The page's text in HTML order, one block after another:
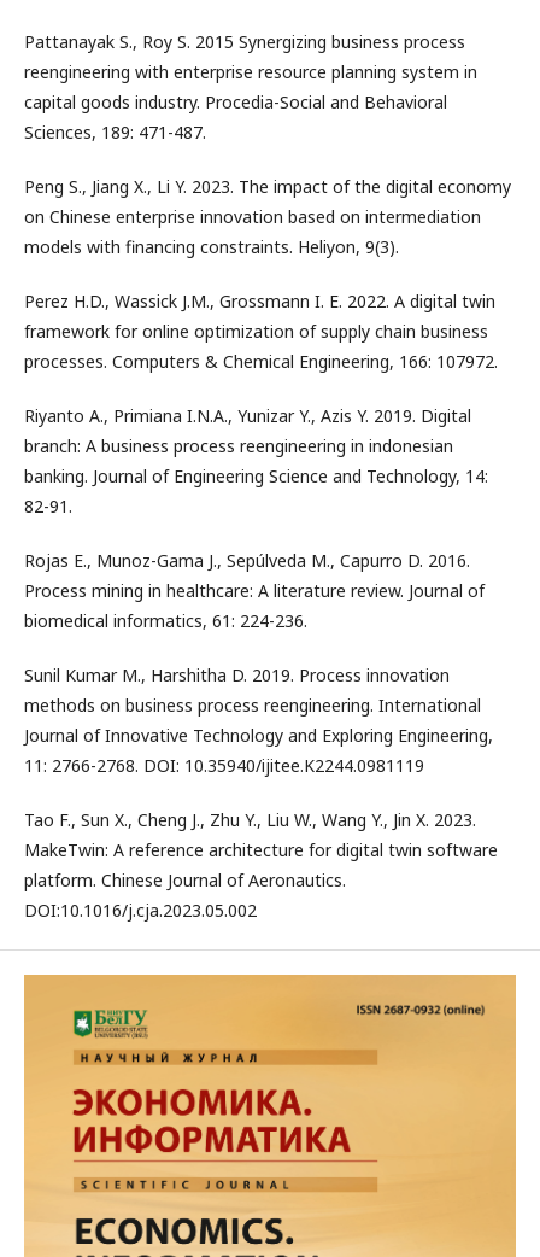
Pattanayak S., Roy S. 2015 Synergizing business process
reengineering with enterprise resource planning system in
capital goods industry. Procedia-Social and Behavioral
Sciences, 189: 471-487.
Peng S., Jiang X., Li Y. 2023. The impact of the digital economy
on Chinese enterprise innovation based on intermediation
models with financing constraints. Heliyon, 9(3).
Perez H.D., Wassick J.M., Grossmann I. E. 2022. A digital twin
framework for online optimization of supply chain business
processes. Computers & Chemical Engineering, 166: 107972.
Riyanto A., Primiana I.N.A., Yunizar Y., Azis Y. 2019. Digital
branch: A business process reengineering in indonesian
banking. Journal of Engineering Science and Technology, 14:
82-91.
Rojas E., Munoz-Gama J., Sepúlveda M., Capurro D. 2016.
Process mining in healthcare: A literature review. Journal of
biomedical informatics, 61: 224-236.
Sunil Kumar M., Harshitha D. 2019. Process innovation
methods on business process reengineering. International
Journal of Innovative Technology and Exploring Engineering,
11: 2766-2768. DOI: 10.35940/ijitee.K2244.0981119
Tao F., Sun X., Cheng J., Zhu Y., Liu W., Wang Y., Jin X. 2023.
MakeTwin: A reference architecture for digital twin software
platform. Chinese Journal of Aeronautics.
DOI:10.1016/j.cja.2023.05.002